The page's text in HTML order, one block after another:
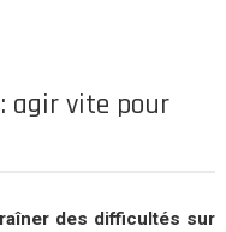
agir vite pour
des difficultés sur